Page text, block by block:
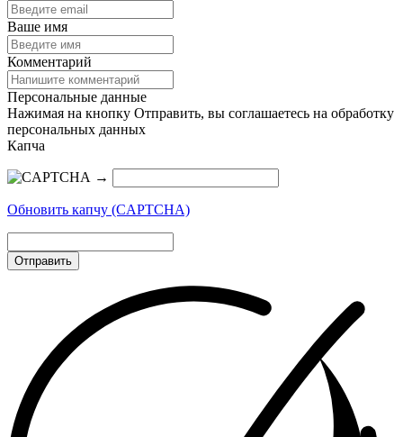
Ваше имя
Комментарий
Персональные данные
Нажимая на кнопку Отправить, вы соглашаетесь на обработку
персональных данных
Капча
→
Обновить капчу (CAPTCHA)
Отправить